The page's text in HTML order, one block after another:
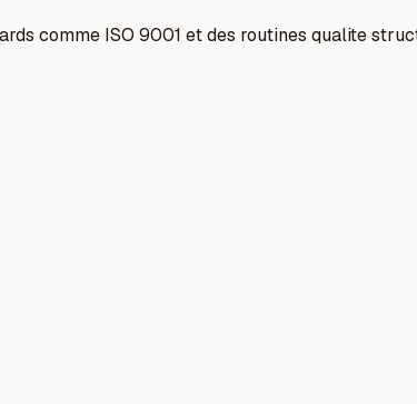
comme ISO 9001 et des routines qualite